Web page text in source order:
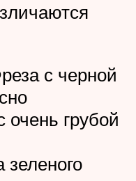
с черной
грубой
зеленого